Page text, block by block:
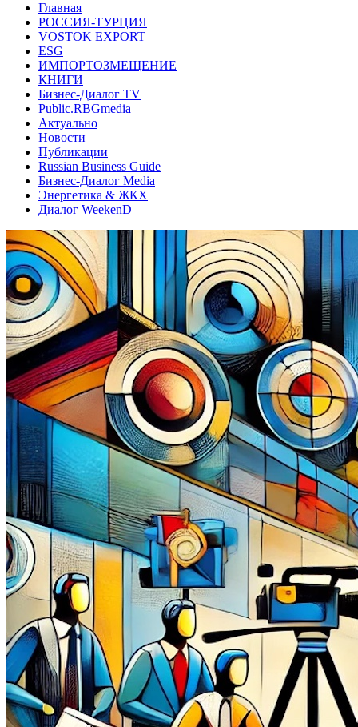
Главная
РОССИЯ-ТУРЦИЯ
VOSTOK EXPORT
ESG
ИМПОРТОЗМЕЩЕНИЕ
КНИГИ
Бизнес-Диалог TV
Public.RBGmedia
Актуально
Новости
Публикации
Russian Business Guide
Бизнес-Диалог Media
Энергетика & ЖКХ
Диалог WeekenD